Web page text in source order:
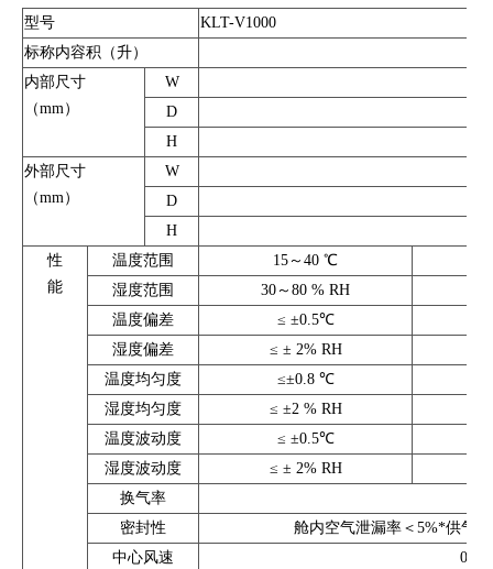
型号
KLT-V1000
标称内容积（升）
内部尺寸
（mm）
W
D
H
外部尺寸
（mm）
W
D
H
性
能
温度范围
15～40 ℃
湿度范围
30～80 % RH
温度偏差
≤ ±0.5℃
湿度偏差
≤ ± 2% RH
温度均匀度
≤±0.8 ℃
湿度均匀度
≤ ±2 % RH
温度波动度
≤ ±0.5℃
湿度波动度
≤ ± 2% RH
换气率
密封性
舱内空气泄漏率＜5%*供气
中心风速
0.1-